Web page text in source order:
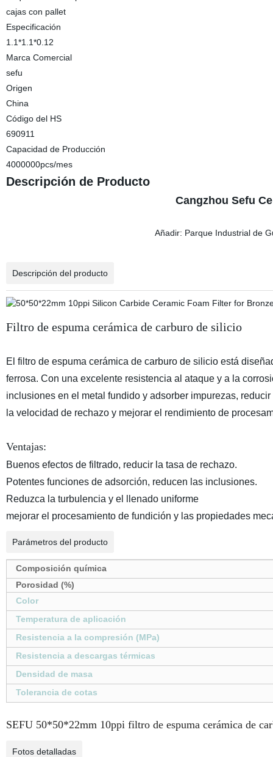
cajas con pallet
Especificación
1.1*1.1*0.12
Marca Comercial
sefu
Origen
China
Código del HS
690911
Capacidad de Producción
4000000pcs/mes
Descripción de Producto
Cangzhou Sefu
Añadir: Parque Industrial de
Descripción del producto
Filtro de espuma cerámica de carburo de silicio
El filtro de espuma cerámica de carburo de silicio está
ferrosa. Con una excelente resistencia al ataque y a la
inclusiones en el metal fundido y adsorber impurezas,
la velocidad de rechazo y mejorar el rendimiento de
Ventajas:
Buenos efectos de filtrado, reducir la tasa de rechazo.
Potentes funciones de adsorción, reducen las inclusiones.
Reduzca la turbulencia y el llenado uniforme
mejorar el procesamiento de fundición y las propiedades
Parámetros del producto
Composición química
Porosidad (%)
Color
Temperatura de aplicación
Resistencia a la compresión (MPa)
Resistencia a descargas térmicas
Densidad de masa
Tolerancia de cotas
SEFU 50*50*22mm 10ppi filtro de espuma cerámica de
Fotos detalladas